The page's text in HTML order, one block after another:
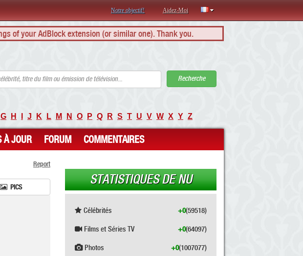
Notre objectif! Aidez-Moi
of your AdBlock extension (or similar one). Thank you.
Recherche
G H J K L M N O P Q R S T U V W X Y Z
À JOUR FORUM COMMENTAIRES
Report
PICS STATISTIQUES DE NU
Célébrités (59518)
+0
Films et Séries TV (64097)
+0
Photos (1007077)
+0